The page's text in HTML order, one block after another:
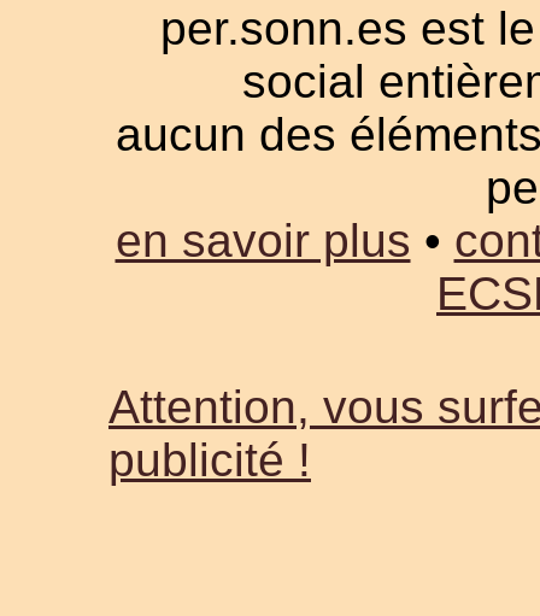
per.sonn.es est
social
aucun des
en savoir plus •
Attention, vous
publicité !